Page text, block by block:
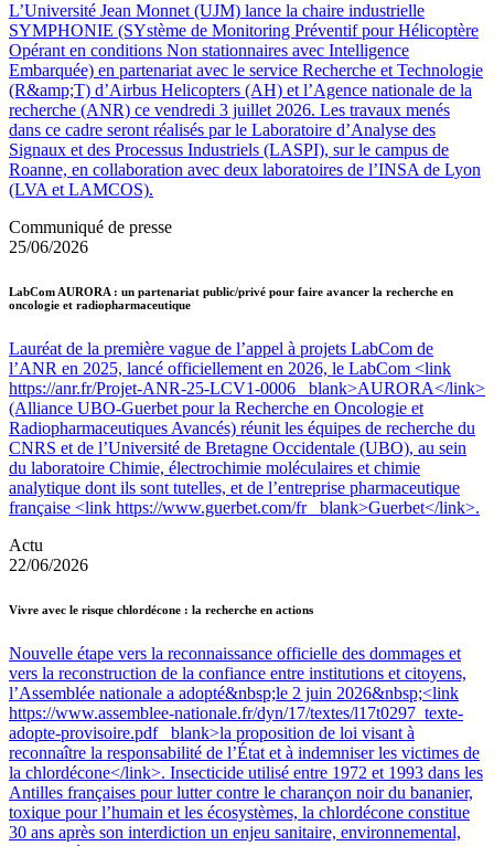
L’Université Jean Monnet (UJM) lance la chaire industrielle
SYMPHONIE (SYstème de Monitoring Préventif pour Hélicoptère
Opérant en conditions Non stationnaires avec Intelligence
Embarquée) en partenariat avec le service Recherche et Technologie
(R&amp;T) d’Airbus Helicopters (AH) et l’Agence nationale de la
recherche (ANR) ce vendredi 3 juillet 2026. Les travaux menés
dans ce cadre seront réalisés par le Laboratoire d’Analyse des
Signaux et des Processus Industriels (LASPI), sur le campus de
Roanne, en collaboration avec deux laboratoires de l’INSA de Lyon
(LVA et LAMCOS).
Communiqué de presse
25/06/2026
LabCom AURORA : un partenariat public/privé pour faire avancer la recherche en
oncologie et radiopharmaceutique
Lauréat de la première vague de l’appel à projets LabCom de
l’ANR en 2025, lancé officiellement en 2026, le LabCom <link
https://anr.fr/Projet-ANR-25-LCV1-0006 _blank>AURORA</link>
(Alliance UBO-Guerbet pour la Recherche en Oncologie et
Radiopharmaceutiques Avancés) réunit les équipes de recherche du
CNRS et de l’Université de Bretagne Occidentale (UBO), au sein
du laboratoire Chimie, électrochimie moléculaires et chimie
analytique dont ils sont tutelles, et de l’entreprise pharmaceutique
française <link https://www.guerbet.com/fr _blank>Guerbet</link>.
Actu
22/06/2026
Vivre avec le risque chlordécone : la recherche en actions
Nouvelle étape vers la reconnaissance officielle des dommages et
vers la reconstruction de la confiance entre institutions et citoyens,
l’Assemblée nationale a adopté&nbsp;le 2 juin 2026&nbsp;<link
https://www.assemblee-nationale.fr/dyn/17/textes/l17t0297_texte-
adopte-provisoire.pdf _blank>la proposition de loi visant à
reconnaître la responsabilité de l’État et à indemniser les victimes de
la chlordécone</link>. Insecticide utilisé entre 1972 et 1993 dans les
Antilles françaises pour lutter contre le charançon noir du bananier,
toxique pour l’humain et les écosystèmes, la chlordécone constitue
30 ans après son interdiction un enjeu sanitaire, environnemental,